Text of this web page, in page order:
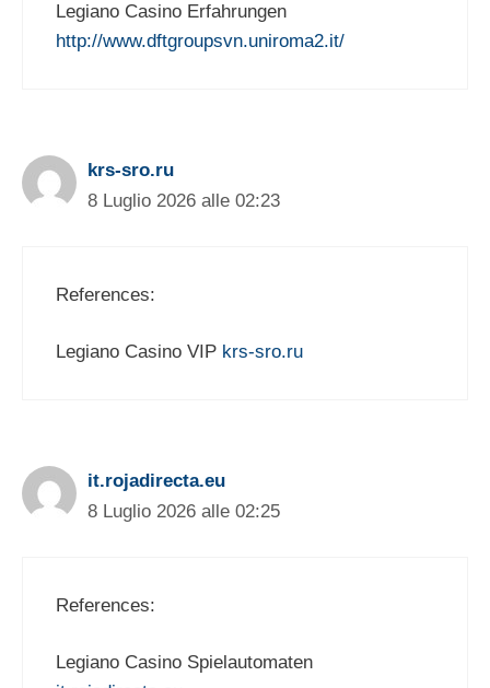
Legiano Casino Erfahrungen
http://www.dftgroupsvn.uniroma2.it/
krs-sro.ru
8 Luglio 2026 alle 02:23
References:
Legiano Casino VIP krs-sro.ru
it.rojadirecta.eu
8 Luglio 2026 alle 02:25
References:
Legiano Casino Spielautomaten